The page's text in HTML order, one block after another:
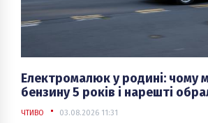
Електромалюк у родині: чому
бензину 5 років і нарешті
ЧТИВО 03.08.2026 11:31